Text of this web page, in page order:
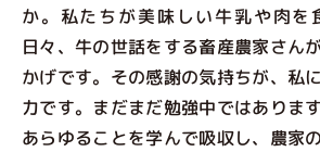
か。私たちが美味しい牛乳や肉を
日々、牛の世話をする畜産農家さん
かげです。その感謝の気持ちが、私
力です。まだまだ勉強中ではありま
あらゆることを学んで吸収し、農家